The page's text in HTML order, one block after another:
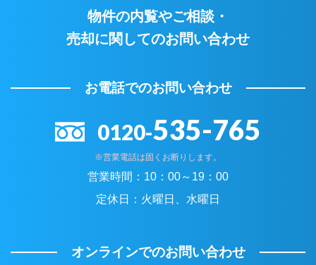
物件の内覧やご相談・
売却に関してのお問い合わせ
お電話でのお問い合わせ
0120-535-765
※営業電話は固くお断りします。
営業時間： 10：00～19：00
定休日： 火曜日、水曜日
オンラインでのお問い合わせ